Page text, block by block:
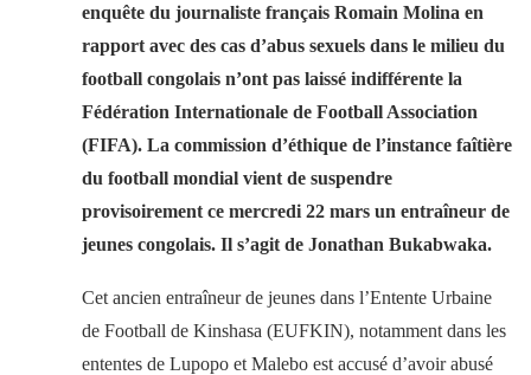
enquête du journaliste français Romain Molina en
rapport avec des cas d’abus sexuels dans le milieu du
football congolais n’ont pas laissé indifférente la
Fédération Internationale de Football Association
(FIFA). La commission d’éthique de l’instance faîtière
du football mondial vient de suspendre
provisoirement ce mercredi 22 mars un entraîneur de
jeunes congolais. Il s’agit de Jonathan Bukabwaka.
Cet ancien entraîneur de jeunes dans l’Entente Urbaine
de Football de Kinshasa (EUFKIN), notamment dans les
ententes de Lupopo et Malebo est accusé d’avoir abusé